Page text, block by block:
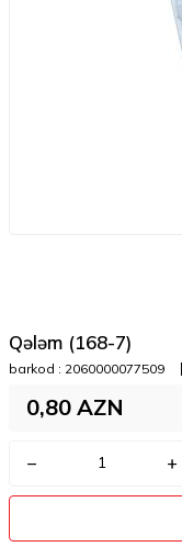
Qələm (168-7)
barkod : 2060000077509
0,80 AZN